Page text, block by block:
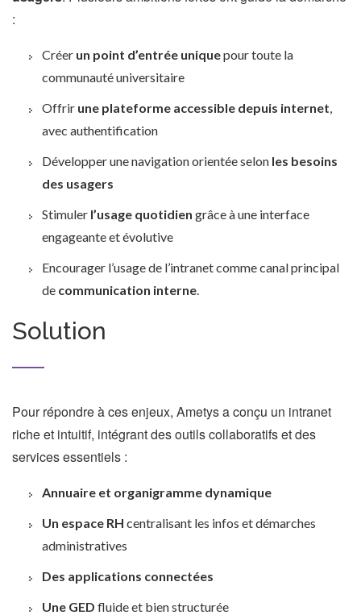
:
Créer un point d’entrée uniquepour toute la
communauté universitaire
Offrir une plateforme accessible depuis internet
avec authentification
Développer une navigation orientée selon les besoins
des usagers
Stimuler l’usage quotidien grâce à une interface
engageante et évolutive
Encourager l’usage de l’intranet comme canal principal
de communication interne
Solution
Pour répondre à ces enjeux, Ametys a conçu un intranet
riche et intuitif, intégrant des outils collaboratifs et des
services essentiels :
Annuaire et organigramme dynamique
Un espace RH centralisant les infos et démarches
administratives
Des applications connectées
Une GED fluide et bien structurée